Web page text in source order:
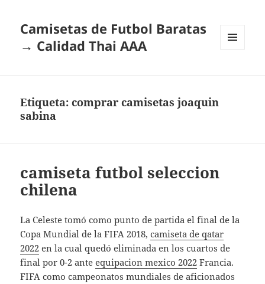
Camisetas de Futbol Baratas
→ Calidad Thai AAA
Etiqueta:comprar camisetas joaquin
sabina
camiseta futbol seleccion
chilena
La Celeste tomó como punto de partida el final de la
Copa Mundial de la FIFA 2018,camiseta de qatar
2022 en la cual quedó eliminada en los cuartos de
final por 0-2 anteequipacion mexico 2022 Francia.
FIFA como campeonatos mundiales de aficionados